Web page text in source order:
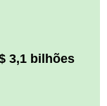
3,1 bilhões